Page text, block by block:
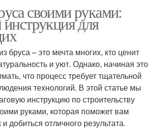
своими руками:
для
бруса – это мечта многих, кто ценит
и уют. Однако, начиная это
что процесс требует тщательной
технологий. В этой статье мы
инструкцию по строительству
руками, которая поможет вам
добиться отличного результата.